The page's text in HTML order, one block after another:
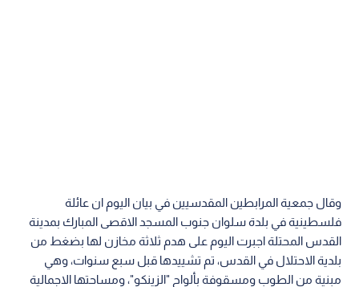
وقال جمعية المرابطين المقدسيين في بيان اليوم ان عائلة
فلسطينية في بلدة سلوان جنوب المسجد الاقصى المبارك بمدينة
القدس المحتلة اجبرت اليوم على هدم ثلاثة مخازن لها بضغط من
بلدية الاحتلال في القدس، تم تشييدها قبل سبع سنوات، وهي
مبنية من الطوب ومسقوفة بألواح "الزينكو"، ومساحتها الاجمالية